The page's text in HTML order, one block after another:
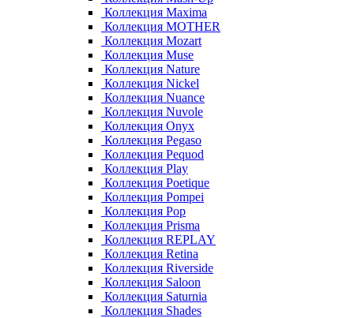
Коллекция Maxima
Коллекция MOTHER
Коллекция Mozart
Коллекция Muse
Коллекция Nature
Коллекция Nickel
Коллекция Nuance
Коллекция Nuvole
Коллекция Onyx
Коллекция Pegaso
Коллекция Pequod
Коллекция Play
Коллекция Poetique
Коллекция Pompei
Коллекция Pop
Коллекция Prisma
Коллекция REPLAY
Коллекция Retina
Коллекция Riverside
Коллекция Saloon
Коллекция Saturnia
Коллекция Shades